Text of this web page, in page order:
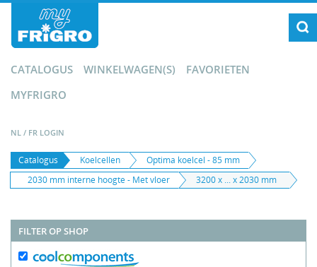
CATALOGUS WINKELWAGEN(S)
FAVORIETEN
MYFRIGRO
NL / FR LOGIN
Catalogus Koelcellen
Optima koelcel - 85 mm
2030 mm interne hoogte - Met vloer
3200 x ... x 2030 mm
FILTER OP SHOP